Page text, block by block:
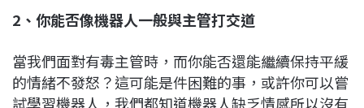
2、你能否像機器人一般與主管打交道
當我們面對有毒主管時，而你能否還能繼續保持平緩
的情緒不發怒？這可能是件困難的事，或許你可以嘗
試學習機器人，我們都知道機器人缺乏情感所以沒有